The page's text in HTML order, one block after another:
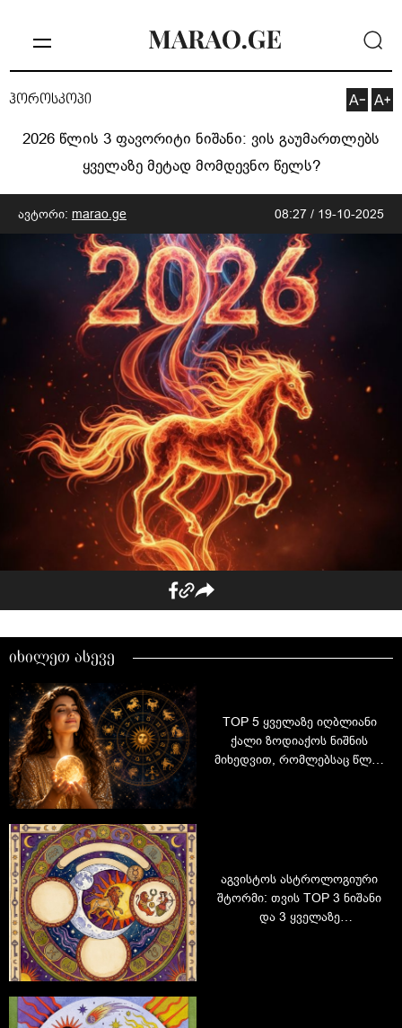
ჰოროსკოპი
2026 წლის 3 ფავორიტი ნიშანი: ვის გაუმართლებს
ყველაზე მეტად მომდევნო წელს?
ავტორი: marao.ge 08:27 / 19-10-2025
იხილეთ ასევე
TOP 5 ყველაზე იღბლიანი
ქალი ზოდიაქოს ნიშნის
მიხედვით, რომლებსაც წლის
აგვისტოს ასტროლოგიური
შტორმი: თვის TOP 3 ნიშანი
და 3 ყველაზე